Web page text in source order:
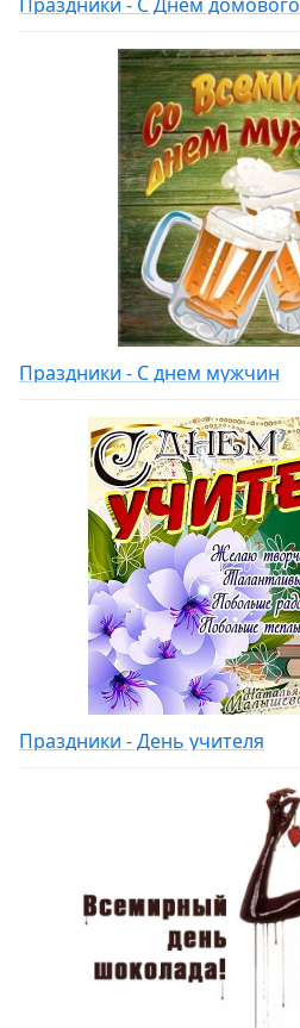
Праздники - С днем мужчин
Праздники - День учителя